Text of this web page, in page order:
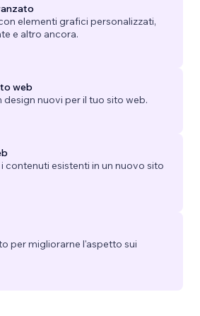
elementi grafici personalizzati,
e altro ancora.
web
design nuovi per il tuo sito web.
contenuti esistenti in un nuovo sito
per migliorarne l'aspetto sui